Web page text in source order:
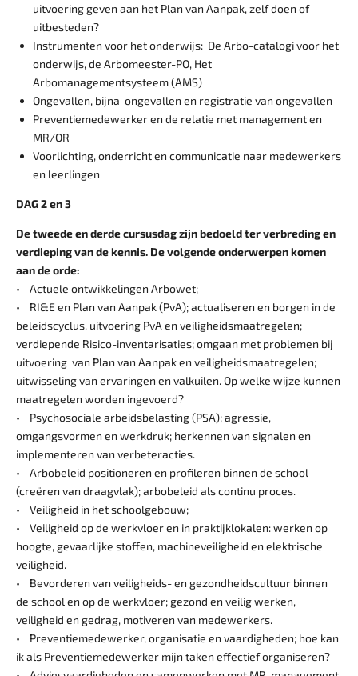
uitvoering geven aan het Plan van Aanpak, zelf doen of
uitbesteden?
Instrumenten voor het onderwijs: De Arbo-catalogi voor het
onderwijs, de Arbomeester-PO, Het
Arbomanagementsysteem (AMS)
Ongevallen, bijna-ongevallen en registratie van ongevallen
Preventiemedewerker en de relatie met management en
MR/OR
Voorlichting, onderricht en communicatie naar medewerkers
en leerlingen
DAG 2 en 3
De tweede en derde cursusdag zijn bedoeld ter verbreding en
verdieping van de kennis. De volgende onderwerpen komen
aan de orde:
• Actuele ontwikkelingen Arbowet;
• RI&E en Plan van Aanpak (PvA); actualiseren en borgen in de
beleidscyclus, uitvoering PvA en veiligheidsmaatregelen;
verdiepende Risico-inventarisaties; omgaan met problemen bij
uitvoering van Plan van Aanpak en veiligheidsmaatregelen;
uitwisseling van ervaringen en valkuilen. Op welke wijze kunnen
maatregelen worden ingevoerd?
• Psychosociale arbeidsbelasting (PSA); agressie,
omgangsvormen en werkdruk; herkennen van signalen en
implementeren van verbeteracties.
• Arbobeleid positioneren en profileren binnen de school
(creëren van draagvlak); arbobeleid als continu proces.
• Veiligheid in het schoolgebouw;
• Veiligheid op de werkvloer en in praktijklokalen: werken op
hoogte, gevaarlijke stoffen, machineveiligheid en elektrische
veiligheid.
• Bevorderen van veiligheids- en gezondheidscultuur binnen
de school en op de werkvloer; gezond en veilig werken,
veiligheid en gedrag, motiveren van medewerkers.
• Preventiemedewerker, organisatie en vaardigheden; hoe kan
ik als Preventiemedewerker mijn taken effectief organiseren?